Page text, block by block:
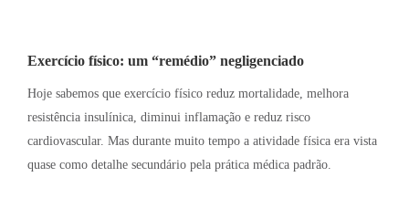
Exercício físico: um “remédio” negligenciado
Hoje sabemos que exercício físico reduz mortalidade, melhora
resistência insulínica, diminui inflamação e reduz risco
cardiovascular. Mas durante muito tempo a atividade física era vista
quase como detalhe secundário pela prática médica padrão.